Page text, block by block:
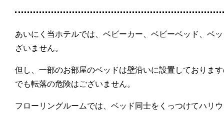
あいにく当ホテルでは、ベビーカー、ベビーベッド、ベ
ざいません。
但し、一部のお部屋のベッドは壁沿いに設置しておりま
でも転落の危険はございません。
フローリングルームでは、ベッド同士をくっつけてハリ